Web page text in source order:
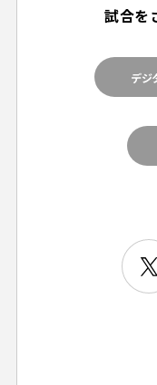
試合運営管理規程
ＦＣ町田ゼルビア
ゼルビアフットサル
試合を
デジ